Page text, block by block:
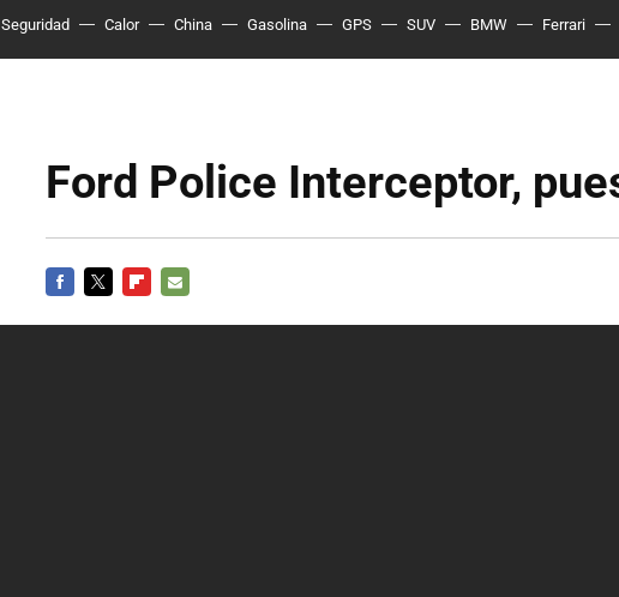
Seguridad Calor China Gasolina GPS SUV BMW Ferrari
Ford Police Interceptor,